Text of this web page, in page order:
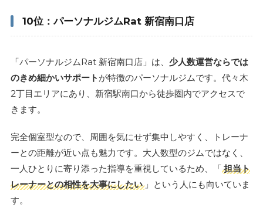
10位：パーソナルジムRat 新宿南口店
「パーソナルジムRat 新宿南口店」は、 少人数運営ならでは
のきめ細かいサポート が特徴のパーソナルジムです。代々木
2丁目エリアにあり、新宿駅南口から徒歩圏内でアクセスで
きます。
完全個室型なので、周囲を気にせず集中しやすく、トレーナ
ーとの距離が近い点も魅力です。大人数型のジムではなく、
一人ひとりに寄り添った指導を重視しているため、「 担当ト
レーナーとの相性を大事にしたい」という人にも向いていま
す。